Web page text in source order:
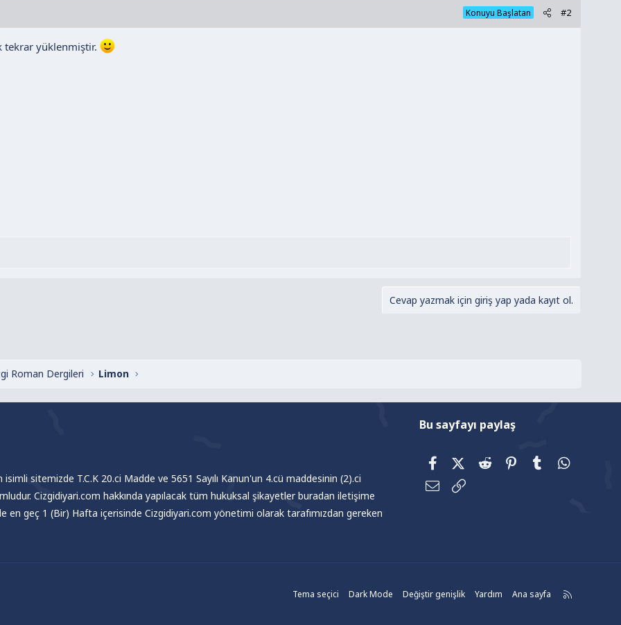
Konuyu Başlatan #2
tekrar yüklenmiştir.
Cevap yazmak için giriş yap yada kayıt ol.
Roman Dergileri Limon
sitemizde T.C.K 20.ci Madde ve 5651 Sayılı Kanun'un 4.cü maddesinin (2).ci
Cizgidiyari.com hakkında yapılacak tüm hukuksal şikayetler buradan iletişime
geç 1 (Bir) Hafta içerisinde Cizgidiyari.com yönetimi olarak tarafımızdan gereken
Bu sayfayı paylaş
FacebookX (Twitter)
Reddit Pinterest
Tumblr
E-posta
Tema seçici Dark Mode Değiştir genişlik Yardım Ana sayfa
R